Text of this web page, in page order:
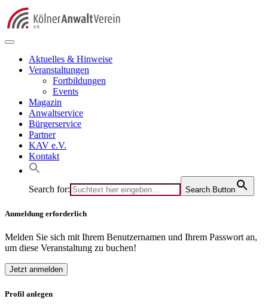
Skip
to
content
Aktuelles & Hinweise
Veranstaltungen
Fortbildungen
Events
Magazin
Anwaltservice
Bürgerservice
Partner
KAV e.V.
Kontakt
Search for: Search Button
Anmeldung erforderlich
Melden Sie sich mit Ihrem Benutzernamen und Ihrem Passwort an,
um diese Veranstaltung zu buchen!
Jetzt anmelden
Profil anlegen